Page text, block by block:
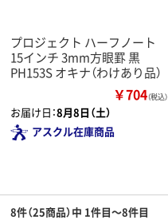
プロジェクト ハーフノート
15インチ 3mm方眼罫 黒
PH153S オキナ（わけあり品）
￥704（税込）
お届け日：8月8日（土）
アスクル在庫商品
8件（25商品）中 1件目～8件目